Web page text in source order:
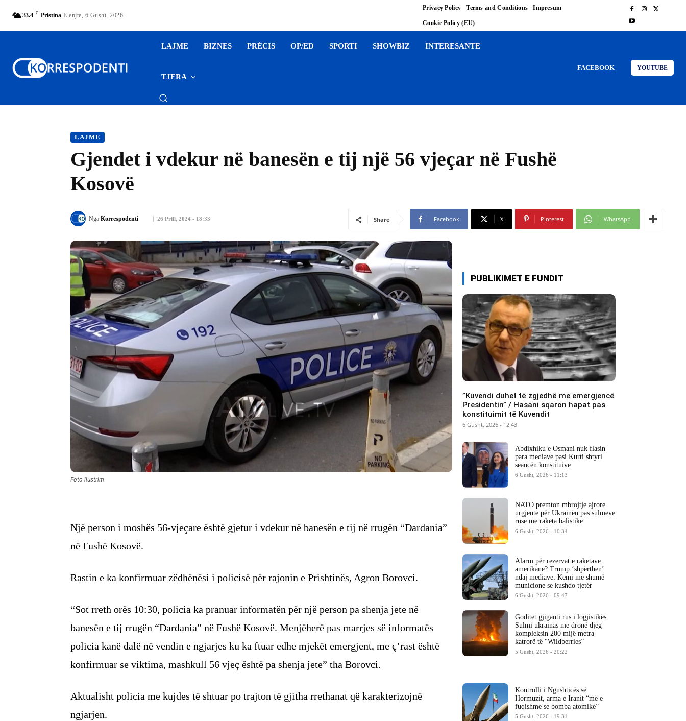
33.4 C Pristina E enjte, 6 Gusht, 2026
Privacy Policy Terms and Conditions Impresum
Cookie Policy (EU)
LAJME BIZNES PRÉCIS OP/ED SPORTI SHOWBIZ INTERESANTE
TJERA
FACEBOOK YOUTUBE
LAJME
Gjendet i vdekur në banesën e tij një 56 vjeçar në Fushë
Kosovë
26 Prill, 2024 - 18:33
Nga Korrespodenti Share Facebook X Pinterest WhatsApp
Foto ilustrim
Një person i moshës 56-vjeçare është gjetur i vdekur në banesën e tij në rrugën “Dardania”
në Fushë Kosovë.
Rastin e ka konfirmuar zëdhënësi i policisë për rajonin e Prishtinës, Agron Borovci.
“Sot rreth orës 10:30, policia ka pranuar informatën për një person pa shenja jete në
banesën e tij rrugën “Dardania” në Fushë Kosovë. Menjëherë pas marrjes së informatës
policia kanë dalë në vendin e ngjarjes ku ka ftuar edhe mjekët emergjent, me ç’rast është
konfirmuar se viktima, mashkull 56 vjeç është pa shenja jete” tha Borovci.
Aktualisht policia me kujdes të shtuar po trajton të gjitha rrethanat që karakterizojnë
ngjarjen.
PUBLIKIMET E FUNDIT
​”Kuvendi duhet të zgjedhë me emergjencë
Presidentin” / Hasani sqaron hapat pas
konstituimit të Kuvendit
6 Gusht, 2026 - 12:43
Abdixhiku e Osmani nuk flasin
para mediave pasi Kurti shtyri
seancën konstituive
6 Gusht, 2026 - 11:13
NATO premton mbrojtje ajrore
urgjente për Ukrainën pas sulmeve
ruse me raketa balistike
6 Gusht, 2026 - 10:34
Alarm për rezervat e raketave
amerikane? Trump ‘shpërthen’
ndaj mediave: Kemi më shumë
municione se kushdo tjetër
6 Gusht, 2026 - 09:47
Goditet gjiganti rus i logjistikës:
Sulmi ukrainas me dronë djeg
kompleksin 200 mijë metra
katrorë të “Wildberries”
5 Gusht, 2026 - 20:22
Kontrolli i Ngushticës së
Hormuzit, arma e Iranit “më e
fuqishme se bomba atomike”
5 Gusht, 2026 - 19:31